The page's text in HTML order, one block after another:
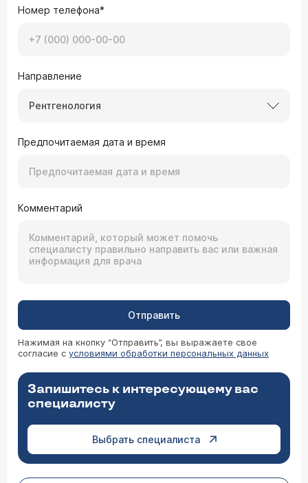
Номер телефона*
Направление
Рентгенология
Предпочитаемая дата и время
Комментарий
Отправить
Нажимая на кнопку “Отправить”, вы выражаете свое
согласие с условиями обработки персональных данных
Запишитесь к интересующему вас
специалисту
Выбрать специалиста